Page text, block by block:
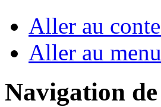
Aller au
Aller au
Navigation